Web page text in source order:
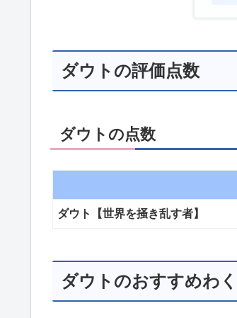
ダウトの評価点数
ダウトの点数
ダウト【世界を掻き乱す者】
ダウトのおすすめわ